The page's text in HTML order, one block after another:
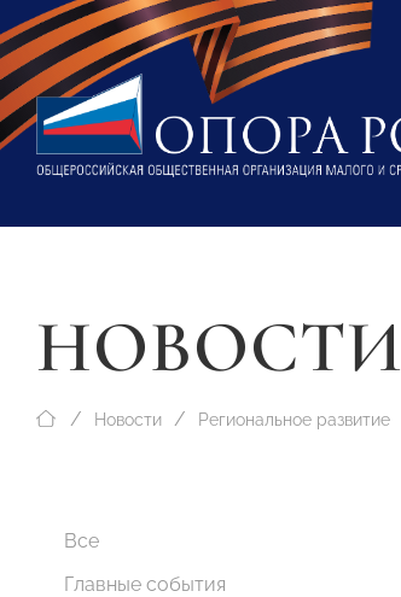
НОВОСТИ
Новости Региональное развитие
Все
Главные события